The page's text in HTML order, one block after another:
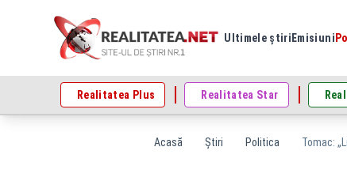
Ultimele știri Emisiuni
Realitatea Plus Realitatea Star
Acasă Știri Politica Tomac: